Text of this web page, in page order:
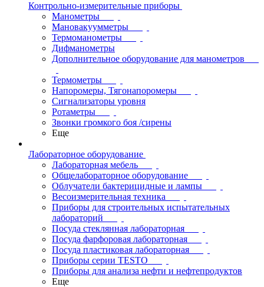
Контрольно-измерительные приборы
Манометры
Мановакуумметры
Термоманометры
Дифманометры
Дополнительное оборудование для манометров
Термометры
Напоромеры, Тягонапоромеры
Сигнализаторы уровня
Ротаметры
Звонки громкого боя /сирены
Еще
Лабораторное оборудование
Лабораторная мебель
Общелабораторное оборудование
Облучатели бактерицидные и лампы
Весоизмерительная техника
Приборы для строительных испытательных
лабораторий
Посуда стеклянная лабораторная
Посуда фарфоровая лабораторная
Посуда пластиковая лабораторная
Приборы серии TESTO
Приборы для анализа нефти и нефтепродуктов
Еще